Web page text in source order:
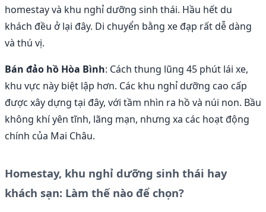
homestay và khu nghỉ dưỡng sinh thái. Hầu hết du
khách đều ở lại đây. Di chuyển bằng xe đạp rất dễ dàng
và thú vị.
Bán đảo hồ Hòa Bình: Cách thung lũng 45 phút lái xe,
khu vực này biệt lập hơn. Các khu nghỉ dưỡng cao cấp
được xây dựng tại đây, với tầm nhìn ra hồ và núi non. Bầu
không khí yên tĩnh, lãng mạn, nhưng xa các hoạt động
chính của Mai Châu.
Homestay, khu nghỉ dưỡng sinh thái hay
khách sạn: Làm thế nào để chọn?